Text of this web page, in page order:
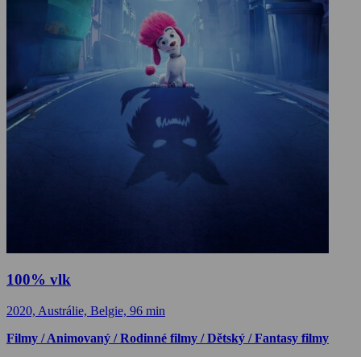
100% vlk
2020, Austrálie, Belgie, 96 min
Filmy / Animovaný / Rodinné filmy / Dětský / Fantasy filmy